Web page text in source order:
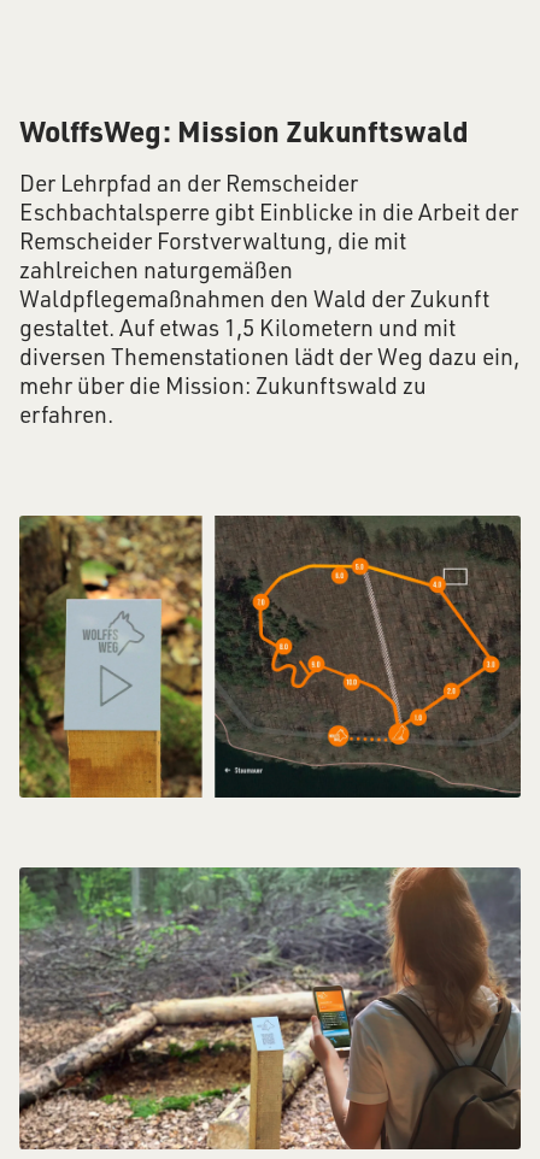
WolffsWeg: Mission Zukunftswald
Der Lehrpfad an der Remscheider
Eschbachtalsperre gibt Einblicke in die Arbeit der
Remscheider Forstverwaltung, die mit
zahlreichen naturgemäßen
Waldpflegemaßnahmen den Wald der Zukunft
gestaltet. Auf etwas 1,5 Kilometern und mit
diversen Themenstationen lädt der Weg dazu ein,
mehr über die Mission: Zukunftswald zu
erfahren.